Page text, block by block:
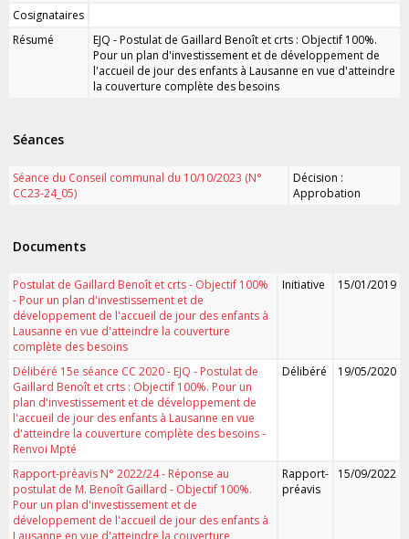
Cosignataires
Résumé
EJQ - Postulat de Gaillard Benoît et crts : Objectif 100%.
Pour un plan d'investissement et de développement de
l'accueil de jour des enfants à Lausanne en vue d'atteindre
la couverture complète des besoins
Séances
Séance du Conseil communal du 10/10/2023 (N°
CC23-24_05)
Décision :
Approbation
Documents
Postulat de Gaillard Benoît et crts - Objectif 100%
- Pour un plan d'investissement et de
développement de l'accueil de jour des enfants à
Lausanne en vue d'atteindre la couverture
complète des besoins
Initiative 15/01/2019
Délibéré 15e séance CC 2020 - EJQ - Postulat de
Gaillard Benoît et crts : Objectif 100%. Pour un
plan d'investissement et de développement de
l'accueil de jour des enfants à Lausanne en vue
d'atteindre la couverture complète des besoins -
Renvoi Mpté
Délibéré 19/05/2020
Rapport-préavis N° 2022/24 - Réponse au
postulat de M. Benoît Gaillard - Objectif 100%.
Pour un plan d'investissement et de
développement de l'accueil de jour des enfants à
Lausanne en vue d'atteindre la couverture
Rapport-
préavis
15/09/2022